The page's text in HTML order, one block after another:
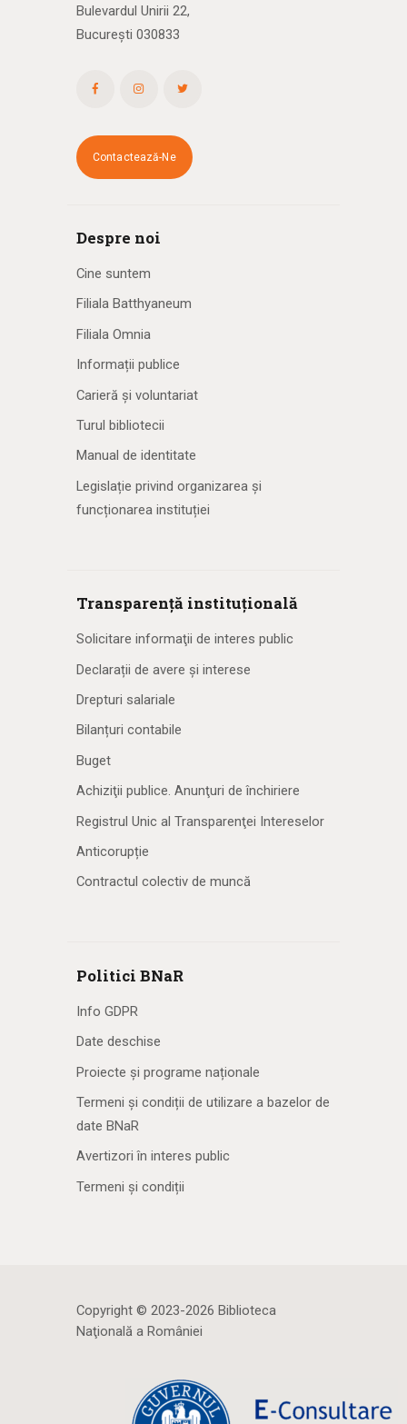
Bulevardul Unirii 22,
București 030833
Contactează-Ne
Despre noi
Cine suntem
Filiala Batthyaneum
Filiala Omnia
Informații publice
Carieră și voluntariat
Turul bibliotecii
Manual de identitate
Legislație privind organizarea și
funcționarea instituției
Transparență instituțională
Solicitare informaţii de interes public
Declarații de avere și interese
Drepturi salariale
Bilanțuri contabile
Buget
Achiziţii publice. Anunţuri de închiriere
Registrul Unic al Transparenţei Intereselor
Anticorupție
Contractul colectiv de muncă
Politici BNaR
Info GDPR
Date deschise
Proiecte și programe naționale
Termeni și condiții de utilizare a bazelor de
date BNaR
Avertizori în interes public
Termeni și condiții
Copyright © 2023-2026 Biblioteca
Naţională a României